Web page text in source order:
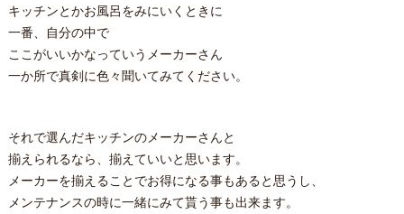
キッチンとかお風呂をみにいくときに
一番、自分の中で
ここがいいかなっていうメーカーさん
一か所で真剣に色々聞いてみてください。
それで選んだキッチンのメーカーさんと
揃えられるなら、揃えていいと思います。
メーカーを揃えることでお得になる事もあると思うし、
メンテナンスの時に一緒にみて貰う事も出来ます。